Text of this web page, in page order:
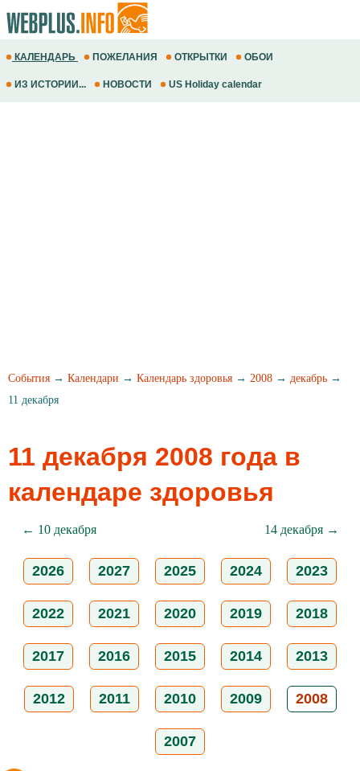
КАЛЕНДАРЬ ПОЖЕЛАНИЯ ОТКРЫТКИ ОБОИ
ИЗ ИСТОРИИ... НОВОСТИ US Holiday calendar
События → Календари → Календарь здоровья → 2008 → декабрь →
11 декабря
11 декабря 2008 года в
календаре здоровья
← 10 декабря 14 декабря →
2026 2027 2025 2024 2023
2022 2021 2020 2019 2018
2017 2016 2015 2014 2013
2012 2011 2010 2009 2008
2007